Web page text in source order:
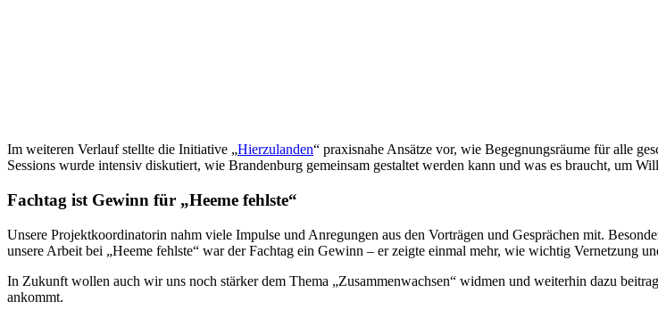
Im weiteren Verlauf stellte die Initiative „Hierzulanden“ praxisnahe Ansätze vor, wie Begegnungsräume für alle
Sessions wurde intensiv diskutiert, wie Brandenburg gemeinsam gestaltet werden kann und was es braucht, um
Fachtag ist Gewinn für „Heeme fehlste“
Unsere Projektkoordinatorin nahm viele Impulse und Anregungen aus den Vorträgen und Gesprächen mit.
unsere Arbeit bei „Heeme fehlste“ war der Fachtag ein Gewinn – er zeigte einmal mehr, wie wichtig Vernetzung
In Zukunft wollen auch wir uns noch stärker dem Thema „Zusammenwachsen“ widmen und weiterhin dazu
ankommt.